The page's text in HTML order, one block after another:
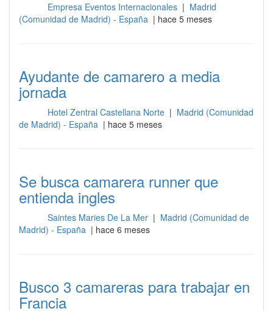
Empresa Eventos Internacionales | Madrid
(Comunidad de Madrid) - España | hace 5 meses
Ayudante de camarero a media
jornada
Hotel Zentral Castellana Norte | Madrid (Comunidad
de Madrid) - España | hace 5 meses
Se busca camarera runner que
entienda ingles
Saintes Maries De La Mer | Madrid (Comunidad de
Madrid) - España | hace 6 meses
Busco 3 camareras para trabajar en
Francia